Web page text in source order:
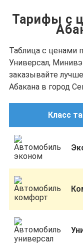
Тарифы с
Таблица с ценами
Универсал,
заказывайте
Абакана в город
Класс